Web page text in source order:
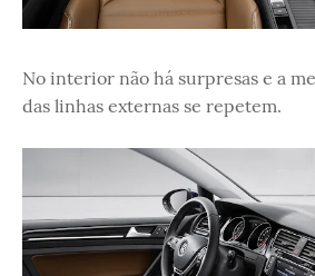
No interior não há surpresas e a
das linhas externas se repetem.